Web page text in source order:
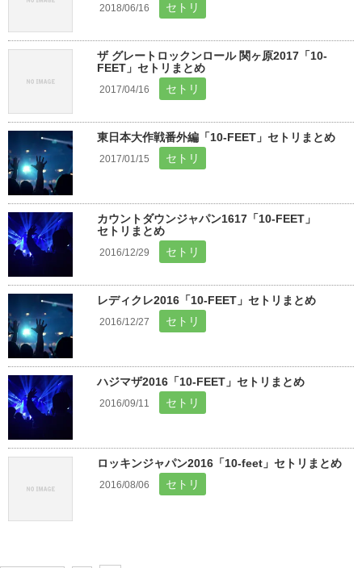
2018/06/16 セトリ
ザ グレートロックンロール 関ヶ原2017「10-
FEET」セトリまとめ
2017/04/16 セトリ
東日本大作戦番外編「10-FEET」セトリまとめ
2017/01/15 セトリ
カウントダウンジャパン1617「10-FEET」
セトリまとめ
2016/12/29 セトリ
レディクレ2016「10-FEET」セトリまとめ
2016/12/27 セトリ
ハジマザ2016「10-FEET」セトリまとめ
2016/09/11 セトリ
ロッキンジャパン2016「10-feet」セトリまとめ
2016/08/06 セトリ